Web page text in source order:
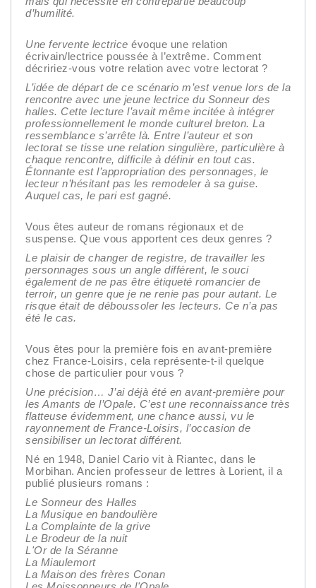
d’humilité.
Une fervente lectrice évoque une relation
écrivain/lectrice poussée à l’extrême. Comment
décririez-vous votre relation avec votre lectorat ?
L’idée de départ de ce scénario m’est venue lors de la
rencontre avec une jeune lectrice du Sonneur des
halles. Cette lecture l’avait même incitée à intégrer
professionnellement le monde culturel breton. La
ressemblance s’arrête là. Entre l’auteur et son
lectorat se tisse une relation singulière, particulière à
chaque rencontre, difficile à définir en tout cas.
Étonnante est l’appropriation des personnages, le
lecteur n’hésitant pas les remodeler à sa guise.
Auquel cas, le pari est gagné.
Vous êtes auteur de romans régionaux et de
suspense. Que vous apportent ces deux genres ?
Le plaisir de changer de registre, de travailler les
personnages sous un angle différent, le souci
également de ne pas être étiqueté romancier de
terroir, un genre que je ne renie pas pour autant. Le
risque était de déboussoler les lecteurs. Ce n’a pas
été le cas.
Vous êtes pour la première fois en avant-première
chez France-Loisirs, cela représente-t-il quelque
chose de particulier pour vous ?
Une précision… J’ai déjà été en avant-première pour
les Amants de l’Opale. C’est une reconnaissance très
flatteuse évidemment, une chance aussi, vu le
rayonnement de France-Loisirs, l’occasion de
sensibiliser un lectorat différent.
Né en 1948, Daniel Cario vit à Riantec, dans le
Morbihan. Ancien professeur de lettres à Lorient, il a
publié plusieurs romans :
Le Sonneur des Halles
La Musique en bandoulière
La Complainte de la grive
Le Brodeur de la nuit
L'Or de la Séranne
La Miaulemort
La Maison des frères Conan